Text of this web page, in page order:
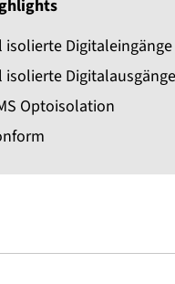
isolierte Digitaleingänge
isolierte Digitalausgänge
Optoisolation